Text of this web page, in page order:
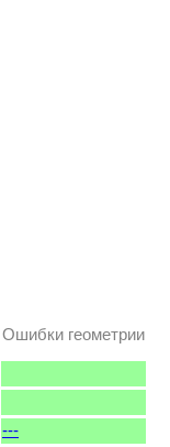
Ошибки геометрии
---